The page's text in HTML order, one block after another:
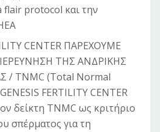
protocol και την
CENTER ΠΑΡΕΧΟΥΜΕ
ΤΗΣ ΑΝΔΡΙΚΗΣ
TNMC (Total Normal
FERTILITY CENTER
δείκτη TNMC ως κριτήριο
σπέρματος για τη